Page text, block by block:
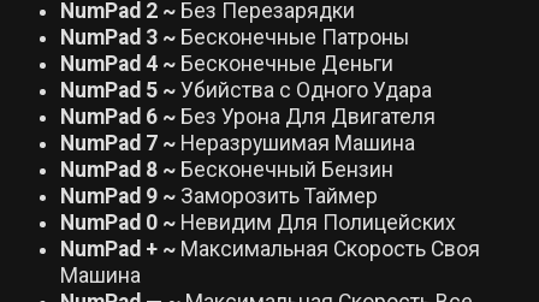
NumPad 2 ~ Без Перезарядки
NumPad 3 ~ Бесконечные Патроны
NumPad 4 ~ Бесконечные Деньги
NumPad 5 ~ Убийства с Одного Удара
NumPad 6 ~ Без Урона Для Двигателя
NumPad 7 ~ Неразрушимая Машина
NumPad 8 ~ Бесконечный Бензин
NumPad 9 ~ Заморозить Таймер
NumPad 0 ~ Невидим Для Полицейских
NumPad + ~ Максимальная Скорость Своя
Машина